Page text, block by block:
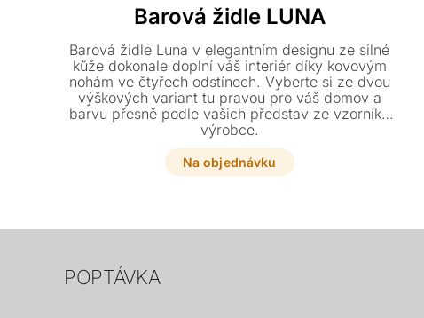
Barová židle LUNA
Barová židle Luna v elegantním designu ze silné
kůže dokonale doplní váš interiér díky kovovým
nohám ve čtyřech odstínech. Vyberte si ze dvou
výškových variant tu pravou pro váš domov a
barvu přesně podle vašich představ ze vzorníku
výrobce.
Na objednávku
POPTÁVKA